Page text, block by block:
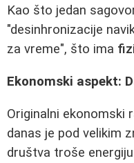
Kao što jedan
"desinhronizacije
za vreme", što ima
Ekonomski aspekt:
Originalni ekonomski
danas je pod velikim
društva troše